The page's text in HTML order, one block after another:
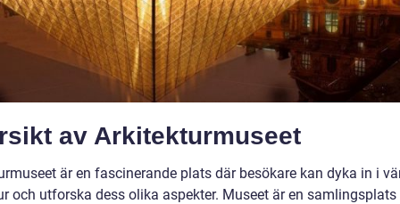
av Arkitekturmuseet
är en fascinerande plats där besökare kan dyka in i
och utforska dess olika aspekter. Museet är en